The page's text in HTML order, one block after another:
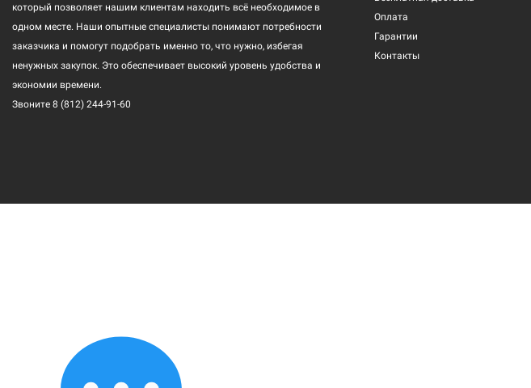
который позволяет нашим клиентам находить всё необходимое в
одном месте. Наши опытные специалисты понимают потребности
заказчика и помогут подобрать именно то, что нужно, избегая
ненужных закупок. Это обеспечивает высокий уровень удобства и
экономии времени.
Звоните 8 (812) 244-91-60
Оплата
Гарантии
Контакты